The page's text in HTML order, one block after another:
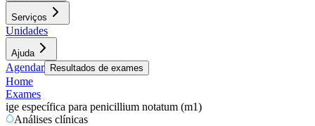
Serviços
Unidades
Ajuda
Agendar Resultados de exames
Home
Exames
ige específica para penicillium notatum (m1)
Análises clínicas